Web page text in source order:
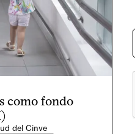
como fondo
del Cinve